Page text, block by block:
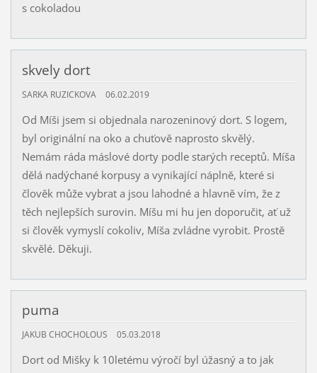
s cokoladou
skvely dort
SARKA RUZICKOVA 06.02.2019
Od Míši jsem si objednala narozeninový dort. S logem,
byl originální na oko a chuťově naprosto skvělý.
Nemám ráda máslové dorty podle starých receptů. Míša
dělá nadýchané korpusy a vynikající náplně, které si
člověk může vybrat a jsou lahodné a hlavně vím, že z
těch nejlepších surovin. Míšu mi hu jen doporučit, ať už
si člověk vymyslí cokoliv, Míša zvládne vyrobit. Prostě
skvělé. Děkuji.
puma
JAKUB CHOCHOLOUS 05.03.2018
Dort od Mišky k 10letému výročí byl úžasný a to jak